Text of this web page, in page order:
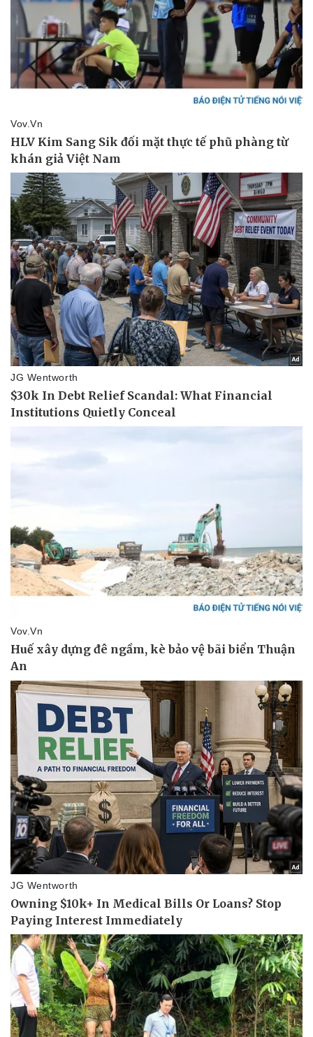
Pháp luật
Quân sự - Quốc phòng
Vũ khí
Thể thao
Bóng đá
Lịch thi đấu bóng đá
Thế giới thể thao
eSports
Hậu trường
Ô tô
Xe máy
Tư vấn